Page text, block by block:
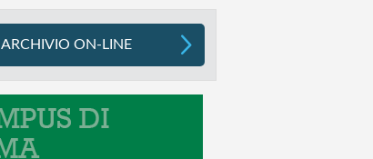
ARCHIVIO ON-LINE